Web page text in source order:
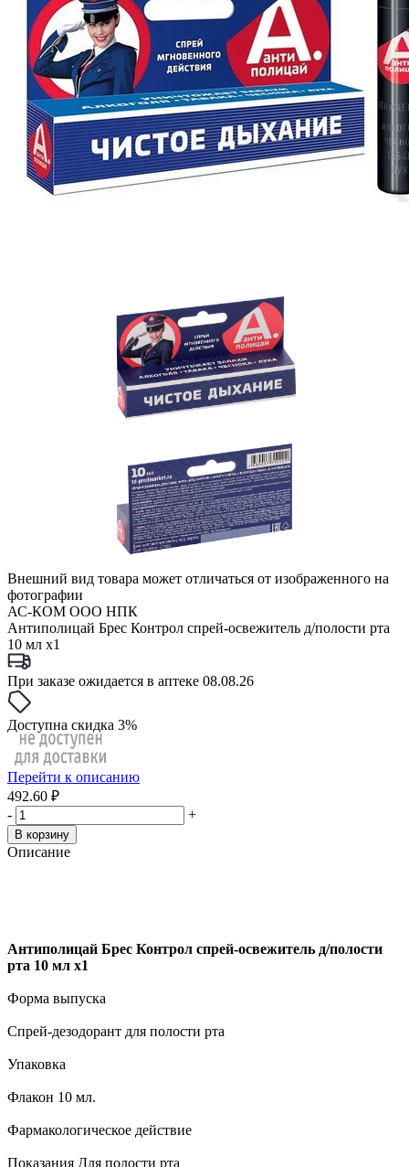
Внешний вид товара может отличаться от изображенного на
фотографии
АС-КОМ ООО НПК
Антиполицай Брес Контрол спрей-освежитель д/полости рта
10 мл x1
При заказе ожидается в аптеке 08.08.26
Доступна скидка 3%
Перейти к описанию
492.60 ₽
-
+
В корзину
Описание
Антиполицай Брес Контрол спрей-освежитель д/полости
рта 10 мл x1
Форма выпуска
Спрей-дезодорант для полости рта
Упаковка
Флакон 10 мл.
Фармакологическое действие
Показания Для полости рта